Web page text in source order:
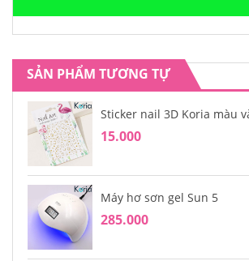
SẢN PHẨM TƯƠNG TỰ
Sticker nail 3D Koria màu
15.000
Máy hơ sơn gel Sun 5
285.000